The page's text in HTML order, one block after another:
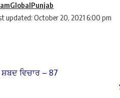
updated: October 20, 2021 6:00 pm
ਸ਼ਬਦ ਵਿਚਾਰ – 87